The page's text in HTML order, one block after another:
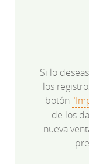
Si lo
los
botón
de los
nueva